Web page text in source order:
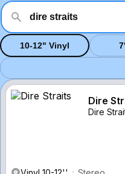
10-12" Vinyl
Dire
Dire